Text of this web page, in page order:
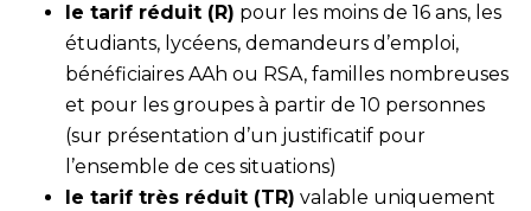
le tarif réduit (R) pour les moins de 16 ans, les
étudiants, lycéens, demandeurs d’emploi,
bénéficiaires AAh ou RSA, familles nombreuses
et pour les groupes à partir de 10 personnes
(sur présentation d’un justificatif pour
l’ensemble de ces situations)
le tarif très réduit (TR) valable uniquement